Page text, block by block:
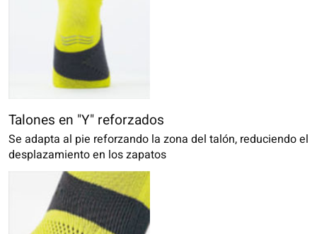
Talones en "Y" reforzados
Se adapta al pie reforzando la zona del talón, reduciendo el
desplazamiento en los zapatos